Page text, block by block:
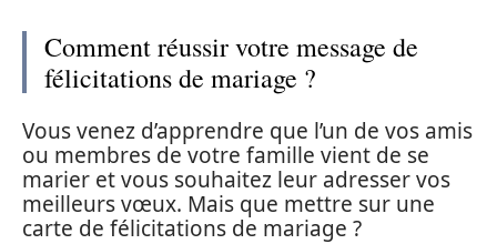
Comment réussir votre message de
félicitations de mariage ?
Vous venez d’apprendre que l’un de vos amis
ou membres de votre famille vient de se
marier et vous souhaitez leur adresser vos
meilleurs vœux. Mais que mettre sur une
carte de félicitations de mariage ?